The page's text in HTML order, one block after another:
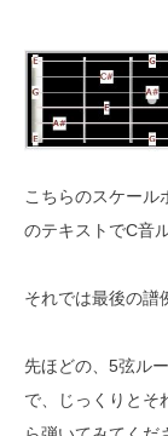
こちらのスケール
のテキストでC音
それでは最後の譜
先ほどの、5弦ル
で、じっくりとそ